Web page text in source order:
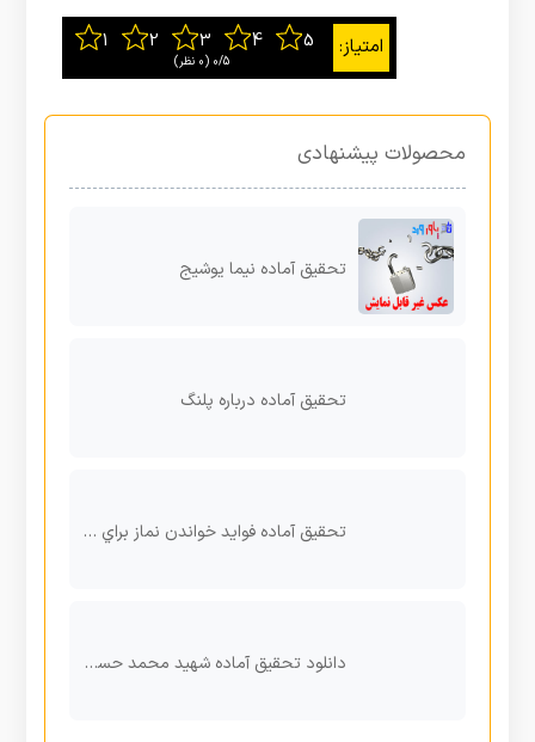
0/5 ‫(0 نظر)
محصولات پیشنهادی
تحقیق آماده نیما یوشیج
تحقیق آماده درباره پلنگ
تحقیق آماده فواید خواندن نماز براي جسم
دانلود تحقیق آماده شهید محمد حسین فهمیده